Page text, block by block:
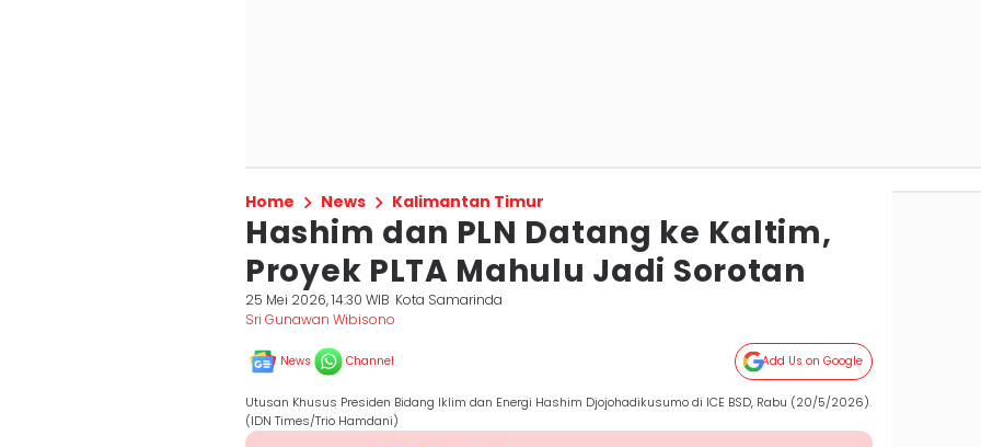
Home News Kalimantan Timur
Hashim dan PLN Datang ke Kaltim,
Proyek PLTA Mahulu Jadi Sorotan
25 Mei 2026, 14:30 WIB Kota Samarinda
Sri Gunawan Wibisono
News Channel Add Us on Google
Utusan Khusus Presiden Bidang Iklim dan Energi Hashim Djojohadikusumo di ICE BSD, Rabu (20/5/2026).
(IDN Times/Trio Hamdani)